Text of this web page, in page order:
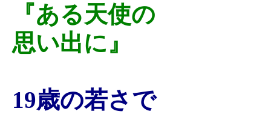
『ある天使の
思い出に』
19歳の若さで